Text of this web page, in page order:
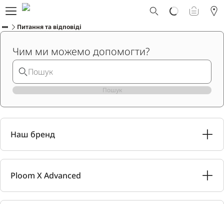
Що таке Ploom AURA?
Каталог
Програма Смарт Апгрейд
Служба підтримки Ploom
Прокат пристрою Ploom AURA
Фірмові магазини
Питання та відповіді
Чим ми можемо допомогти?
Пошук
Наш бренд
Ploom X Advanced